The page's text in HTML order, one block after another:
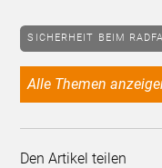
SICHERHEIT BEIM
alle Themen
Den Artikel teilen